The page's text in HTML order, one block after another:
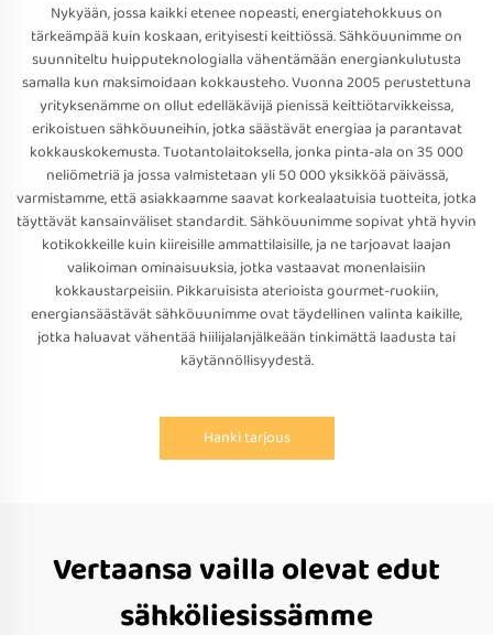
Nykyään, jossa kaikki etenee nopeasti, energiatehokkuus on
tärkeämpää kuin koskaan, erityisesti keittiössä. Sähköuunimme on
suunniteltu huipputeknologialla vähentämään energiankulutusta
samalla kun maksimoidaan kokkausteho. Vuonna 2005 perustettuna
yrityksenämme on ollut edelläkävijä pienissä keittiötarvikkeissa,
erikoistuen sähköuuneihin, jotka säästävät energiaa ja parantavat
kokkauskokemusta. Tuotantolaitoksella, jonka pinta-ala on 35 000
neliömetriä ja jossa valmistetaan yli 50 000 yksikköä päivässä,
varmistamme, että asiakkaamme saavat korkealaatuisia tuotteita, jotka
täyttävät kansainväliset standardit. Sähköuunimme sopivat yhtä hyvin
kotikokkeille kuin kiireisille ammattilaisille, ja ne tarjoavat laajan
valikoiman ominaisuuksia, jotka vastaavat monenlaisiin
kokkaustarpeisiin. Pikkaruisista aterioista gourmet-ruokiin,
energiansäästävät sähköuunimme ovat täydellinen valinta kaikille,
jotka haluavat vähentää hiilijalanjälkeään tinkimättä laadusta tai
käytännöllisyydestä.
Hanki tarjous
Vertaansa vailla olevat edut
sähköliesissämme